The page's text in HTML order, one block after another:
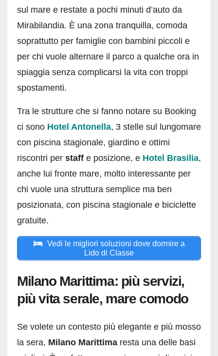
sul mare e restate a pochi minuti d’auto da
Mirabilandia. È una zona tranquilla, comoda
soprattutto per famiglie con bambini piccoli e
per chi vuole alternare il parco a qualche ora in
spiaggia senza complicarsi la vita con troppi
spostamenti.
Tra le strutture che si fanno notare su Booking
ci sono Hotel Antonella, 3 stelle sul lungomare
con piscina stagionale, giardino e ottimi
riscontri per staff e posizione, e Hotel Brasilia,
anche lui fronte mare, molto interessante per
chi vuole una struttura semplice ma ben
posizionata, con piscina stagionale e biciclette
gratuite.
Vedi le migliori soluzioni dove dormire a
Lido di Classe
Milano Marittima: più servizi,
più vita serale, mare comodo
Se volete un contesto più elegante e più mosso
la sera, Milano Marittima resta una delle basi